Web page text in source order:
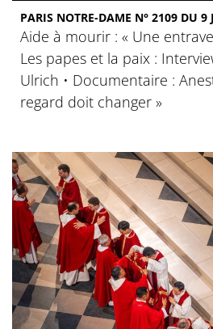
PARIS NOTRE-DAME N° 2109 DU 9
Aide à mourir : « Une
Les papes et la paix :
Ulrich • Documentaire :
regard doit changer »